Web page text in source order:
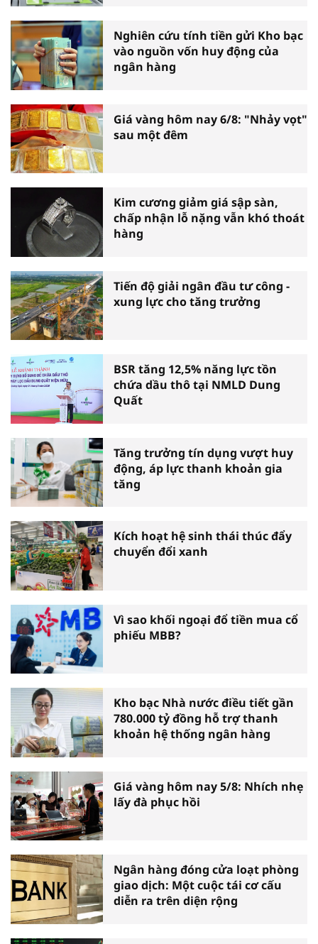
Nghiên cứu tính tiền gửi Kho bạc
vào nguồn vốn huy động của
ngân hàng
Giá vàng hôm nay 6/8: "Nhảy vọt"
sau một đêm
Kim cương giảm giá sập sàn,
chấp nhận lỗ nặng vẫn khó thoát
hàng
Tiến độ giải ngân đầu tư công -
xung lực cho tăng trưởng
BSR tăng 12,5% năng lực tồn
chứa dầu thô tại NMLD Dung
Quất
Tăng trưởng tín dụng vượt huy
động, áp lực thanh khoản gia
tăng
Kích hoạt hệ sinh thái thúc đẩy
chuyển đổi xanh
Vì sao khối ngoại đổ tiền mua cổ
phiếu MBB?
Kho bạc Nhà nước điều tiết gần
780.000 tỷ đồng hỗ trợ thanh
khoản hệ thống ngân hàng
Giá vàng hôm nay 5/8: Nhích nhẹ
lấy đà phục hồi
Ngân hàng đóng cửa loạt phòng
giao dịch: Một cuộc tái cơ cấu
diễn ra trên diện rộng